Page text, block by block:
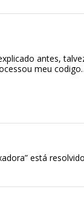
antes,
meu
está